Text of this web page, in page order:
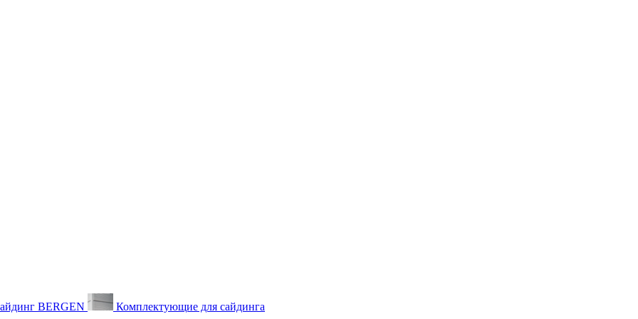
BERGEN Комплектующие для сайдинга